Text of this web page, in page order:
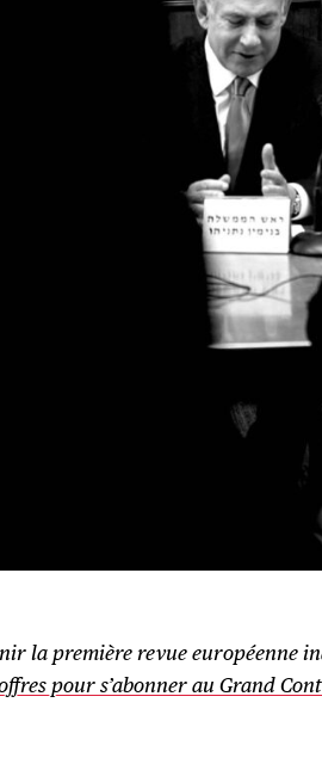
la première revue européenne
pour s’abonner au Grand